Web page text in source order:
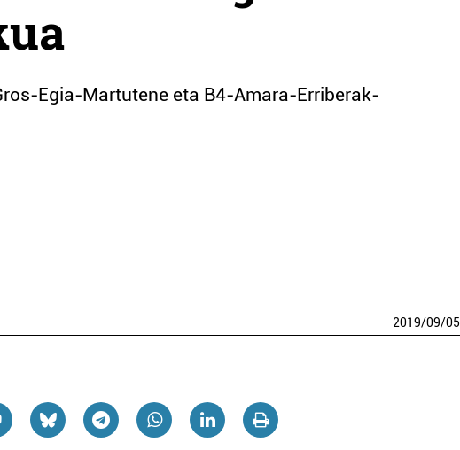
Egia-Martutene eta B4-Amara-Erriberak-
2019/09/05